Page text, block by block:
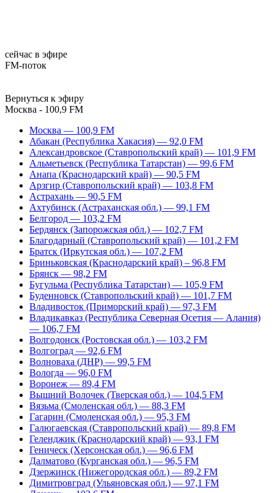
сейчас в эфире
FM-поток
Вернуться к эфиру
Москва - 100,9 FM
Москва — 100,9 FM
Абакан (Республика Хакасия) — 92,0 FM
Александровское (Ставропольский край) — 101,9 FM
Альметьевск (Республика Татарстан) — 99,6 FM
Анапа (Краснодарский край) — 90,5 FM
Арзгир (Ставропольский край) — 103,8 FM
Астрахань — 90,5 FM
Ахтубинск (Астраханская обл.) — 99,1 FM
Белгород — 103,2 FM
Бердянск (Запорожская обл.) — 102,7 FM
Благодарный (Ставропольский край) — 101,2 FM
Братск (Иркутская обл.) — 107,2 FM
Бриньковская (Краснодарский край) – 96,8 FM
Брянск — 98,2 FM
Бугульма (Республика Татарстан) — 105,9 FM
Буденновск (Ставропольский край) — 101,7 FM
Владивосток (Приморский край) — 97,3 FM
Владикавказ (Республика Северная Осетия — Алания)
— 106,7 FM
Волгодонск (Ростовская обл.) — 103,2 FM
Волгоград — 92,6 FM
Волноваха (ДНР) — 99,5 FM
Вологда — 96,0 FM
Воронеж — 89,4 FM
Вышний Волочек (Тверская обл.) — 104,5 FM
Вязьма (Смоленская обл.) — 88,3 FM
Гагарин (Смоленская обл.) — 95,3 FM
Галюгаевская (Ставропольский край) — 89,8 FM
Геленджик (Краснодарский край) — 93,1 FM
Геническ (Херсонская обл.) — 96,6 FM
Далматово (Курганская обл.) — 96,5 FM
Дзержинск (Нижегородская обл.) — 89,2 FM
Димитровград (Ульяновская обл.) — 97,1 FM